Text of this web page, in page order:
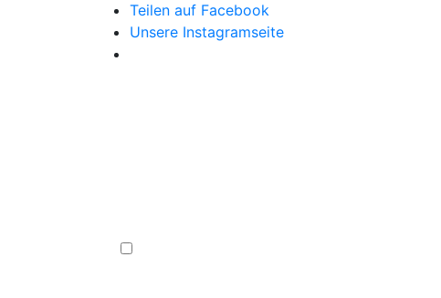
Teilen auf Facebook
Unsere Instagramseite